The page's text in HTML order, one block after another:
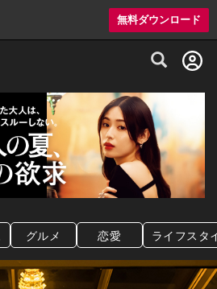
無料ダウンロード
グルメ情報・プレミアムレストラン予約
グルメ 恋愛 ライフスタ